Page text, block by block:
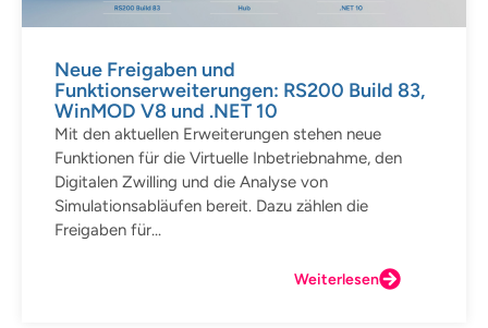
Neue Freigaben und
Funktionserweiterungen: RS200 Build 83,
WinMOD V8 und .NET 10
Mit den aktuellen Erweiterungen stehen neue
Funktionen für die Virtuelle Inbetriebnahme, den
Digitalen Zwilling und die Analyse von
Simulationsabläufen bereit. Dazu zählen die
Freigaben für...
Weiterlesen